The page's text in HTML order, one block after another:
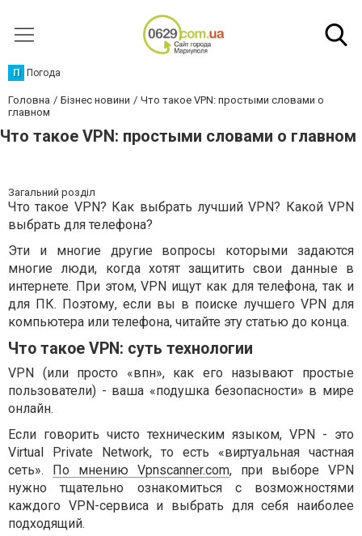
П Погода
Головна Бізнес новини
Что такое VPN: простыми словами о
главном
Что такое VPN: простыми словами о главном
Загальний розділ
Что такое VPN? Как выбрать лучший VPN? Какой VPN
выбрать для телефона?
Эти и многие другие вопросы которыми задаются
многие люди, когда хотят защитить свои данные в
интернете. При этом, VPN ищут как для телефона, так и
для ПК. Поэтому, если вы в поиске лучшего VPN для
компьютера или телефона, читайте эту статью до конца.
Что такое VPN: суть технологии
VPN (или просто «впн», как его называют простые
пользователи) - ваша «подушка безопасности» в мире
онлайн.
Если говорить чисто техническим языком, VPN - это
Virtual Private Network, то есть «виртуальная частная
сеть». По мнению Vpnscanner.com, при выборе VPN
нужно тщательно ознакомиться с возможностями
каждого VPN-сервиса и выбрать для себя наиболее
подходящий.